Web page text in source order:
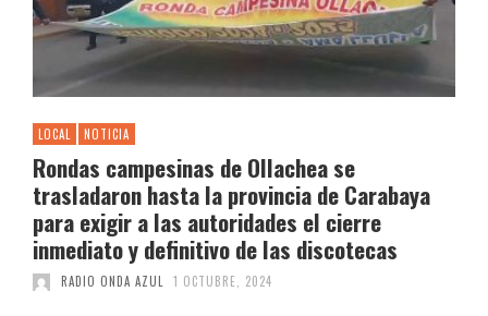
LOCAL NOTICIA
Rondas campesinas de Ollachea se
trasladaron hasta la provincia de Carabaya
para exigir a las autoridades el cierre
inmediato y definitivo de las discotecas
RADIO ONDA AZUL 1 OCTUBRE, 2024